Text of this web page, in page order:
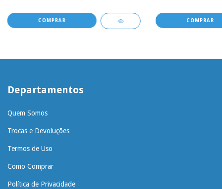
Departamentos
Quem Somos
Trocas e Devoluções
Termos de Uso
Como Comprar
Política de Privacidade